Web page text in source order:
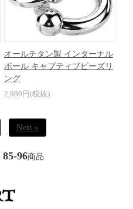
オールチタン製 インターナル
ボール キャプティブビーズリ
ング
2,980円(税抜)
Next »
85-96商品